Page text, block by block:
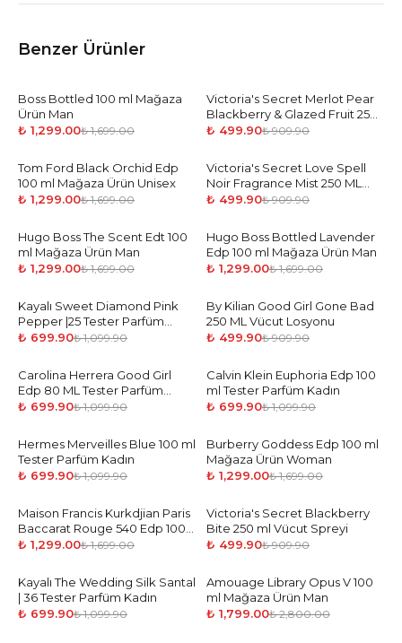
Benzer Ürünler
-24%
Boss Bottled 100 ml Mağaza
Ürün Man
₺ 1,299.00₺ 1,699.00
-45%
Victoria's Secret Merlot Pear
Blackberry & Glazed Fruit 250
ml Vücut Spreyi
₺ 499.90₺ 909.90
-24%
Tom Ford Black Orchid Edp
100 ml Mağaza Ürün Unisex
₺ 1,299.00₺ 1,699.00
-45%
Victoria's Secret Love Spell
Noir Fragrance Mist 250 ML
Vücut Spreyi
₺ 499.90₺ 909.90
-24 %
Hugo Boss The Scent Edt 100
ml Mağaza Ürün Man
₺ 1,299.00₺ 1,699.00
-24 %
Hugo Boss Bottled Lavender
Edp 100 ml Mağaza Ürün Man
₺ 1,299.00₺ 1,699.00
-36 %
Kayalı Sweet Diamond Pink
Pepper |25 Tester Parfüm
Kadın
₺ 699.90₺ 1,099.90
- 45%
By Kilian Good Girl Gone Bad
250 ML Vücut Losyonu
₺ 499.90₺ 909.90
-36%
Carolina Herrera Good Girl
Edp 80 ML Tester Parfüm
Kadın
₺ 699.90₺ 1,099.90
-36%
Calvin Klein Euphoria Edp 100
ml Tester Parfüm Kadın
₺ 699.90₺ 1,099.90
-36%
Hermes Merveilles Blue 100 ml
Tester Parfüm Kadın
₺ 699.90₺ 1,099.90
-24%
Burberry Goddess Edp 100 ml
Mağaza Ürün Woman
₺ 1,299.00₺ 1,699.00
-24%
Maison Francis Kurkdjian Paris
Baccarat Rouge 540 Edp 100
ml
₺ 1,299.00₺ 1,699.00
-45%
Victoria's Secret Blackberry
Bite 250 ml Vücut Spreyi
₺ 499.90₺ 909.90
-36 %
Kayalı The Wedding Silk Santal
| 36 Tester Parfüm Kadın
₺ 699.90₺ 1,099.90
-36%
Amouage Library Opus V 100
ml Mağaza Ürün Man
₺ 1,799.00₺ 2,800.00